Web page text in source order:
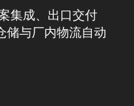
集成、出口交付
储与厂内物流自动